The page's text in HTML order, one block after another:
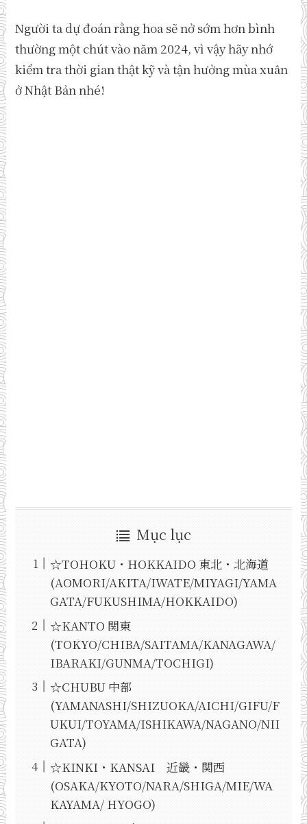
Người ta dự đoán rằng hoa sẽ nở sớm hơn bình
thường một chút vào năm 2024, vì vậy hãy nhớ
kiểm tra thời gian thật kỹ và tận hưởng mùa xuân
ở Nhật Bản nhé!
Mục lục
☆TOHOKU・HOKKAIDO 東北・北海道
(AOMORI/AKITA/IWATE/MIYAGI/YAMA
GATA/FUKUSHIMA/HOKKAIDO)
☆KANTO 関東
(TOKYO/CHIBA/SAITAMA/KANAGAWA/
IBARAKI/GUNMA/TOCHIGI)
☆CHUBU 中部
(YAMANASHI/SHIZUOKA/AICHI/GIFU/F
UKUI/TOYAMA/ISHIKAWA/NAGANO/NII
GATA)
☆KINKI・KANSAI 近畿・関西
(OSAKA/KYOTO/NARA/SHIGA/MIE/WA
KAYAMA/ HYOGO)